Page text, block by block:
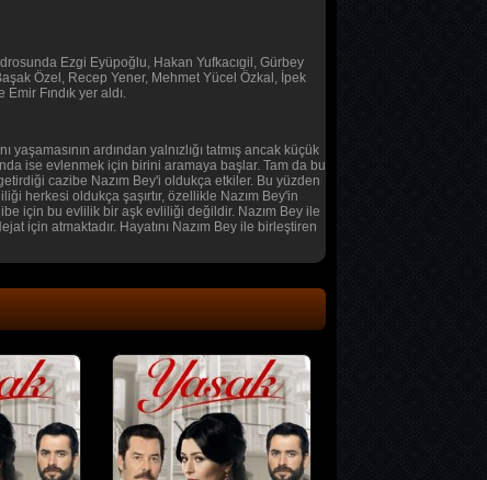
Ezgi Eyüpoğlu, Hakan Yufkacıgil, Gürbey
Özel, Recep Yener, Mehmet Yücel Özkal, İpek
Fındık yer aldı.
ardından yalnızlığı tatmış ancak küçük
ise evlenmek için birini aramaya başlar. Tam da bu
cazibe Nazım Bey'i oldukça etkiler. Bu yüzden
herkesi oldukça şaşırtır, özellikle Nazım Bey'in
için bu evlilik bir aşk evliliği değildir. Nazım Bey ile
için atmaktadır. Hayatını Nazım Bey ile birleştiren